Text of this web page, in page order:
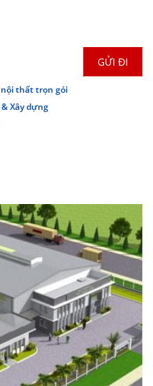
nội thất trọn gói
Xây dựng